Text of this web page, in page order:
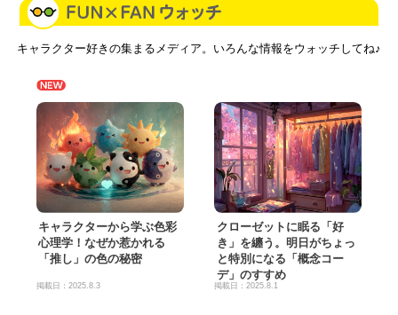
詳細をチェック
キャラクター好きの集まるメディア。いろんな情報をウォッチしてね♪
キャラクターから学ぶ色彩
心理学！なぜか惹かれる
「推し」の色の秘密
掲載日：2025.8.3
クローゼットに眠る「好
き」を纏う。明日がちょっ
と特別になる「概念コー
デ」のすすめ
掲載日：2025.8.1